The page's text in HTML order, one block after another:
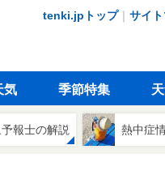
tenki.jpトップ｜ サイ
気 季節特集
報士の解説 熱中症